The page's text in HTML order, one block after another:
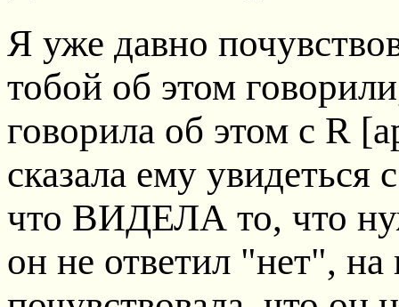
Я уже давно
тобой об этом
говорила об этом с R
сказала ему увидеться
что ВИДЕЛА то, что
он не ответил "нет", на